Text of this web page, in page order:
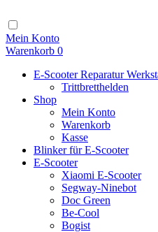
Inhalt
Mein Konto
Warenkorb 0
E-Scooter Reparatur
Trittbretthelden
Shop
Mein Konto
Warenkorb
Kasse
Blinker für E-Scooter
E-Scooter
Xiaomi E-Scooter
Segway-Ninebot
Doc Green
Be-Cool
Bogist